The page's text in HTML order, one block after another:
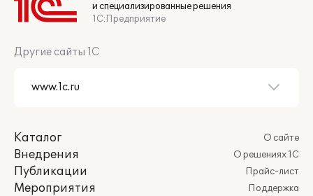
и специализированные решения
1С:Предприятие
Другие сайты 1С
Каталог
Внедрения
Публикации
Мероприятия
О сайте
О решениях 1С
Прайс-лист
Поддержка